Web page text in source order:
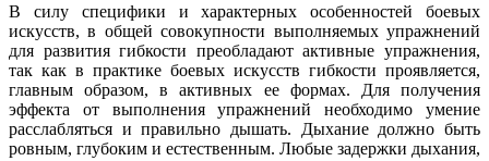
В силу специфики и характерных особенностей боевых
искусств, в общей совокупности выполняемых упражнений
для развития гибкости преобладают активные упражнения,
так как в практике боевых искусств гибкости проявляется,
главным образом, в активных ее формах. Для получения
эффекта от выполнения упражнений необходимо умение
расслабляться и правильно дышать. Дыхание должно быть
ровным, глубоким и естественным. Любые задержки дыхания,